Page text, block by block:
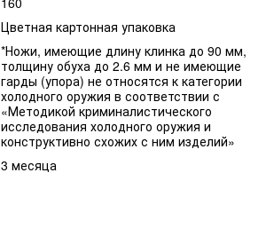
Цветная картонная упаковка
*Ножи, имеющие длину клинка до 90 мм,
толщину обуха до 2.6 мм и не имеющие
гарды (упора) не относятся к категории
холодного оружия в соответствии с
«Методикой криминалистического
исследования холодного оружия и
конструктивно схожих с ним изделий»
3 месяца